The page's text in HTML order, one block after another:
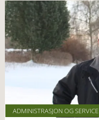
ADMINISTRASJON OG SERVICE